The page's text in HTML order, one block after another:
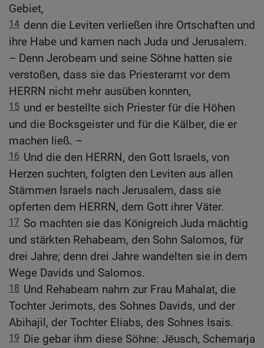
Gebiet,
14 denn die Leviten verließen ihre Ortschaften und
ihre Habe und kamen nach Juda und Jerusalem.
– Denn Jerobeam und seine Söhne hatten sie
verstoßen, dass sie das Priesteramt vor dem
HERRN nicht mehr ausüben konnten,
15 und er bestellte sich Priester für die Höhen
und die Bocksgeister und für die Kälber, die er
machen ließ. –
16 Und die den HERRN, den Gott Israels, von
Herzen suchten, folgten den Leviten aus allen
Stämmen Israels nach Jerusalem, dass sie
opferten dem HERRN, dem Gott ihrer Väter.
17 So machten sie das Königreich Juda mächtig
und stärkten Rehabeam, den Sohn Salomos, für
drei Jahre; denn drei Jahre wandelten sie in dem
Wege Davids und Salomos.
18 Und Rehabeam nahm zur Frau Mahalat, die
Tochter Jerimots, des Sohnes Davids, und der
Abihajil, der Tochter Eliabs, des Sohnes Isais.
19 Die gebar ihm diese Söhne: Jëusch, Schemarja